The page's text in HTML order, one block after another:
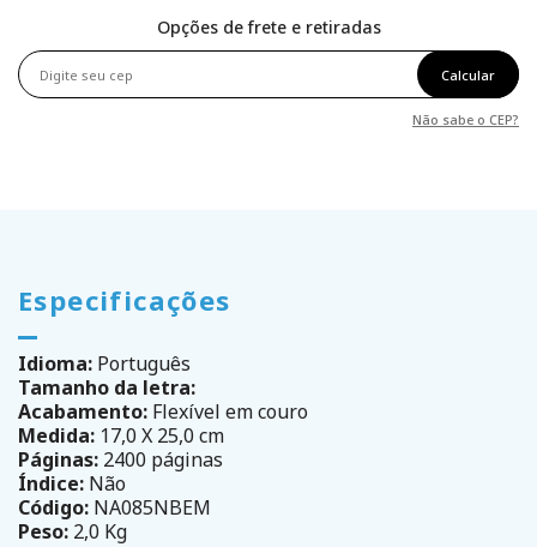
Opções de frete e retiradas
Calcular
Não sabe o CEP?
Especificações
Idioma: Português
Tamanho da letra:
Acabamento: Flexível em couro
Medida: 17,0 X 25,0 cm
Páginas: 2400 páginas
Índice: Não
Código: NA085NBEM
Peso: 2,0 Kg